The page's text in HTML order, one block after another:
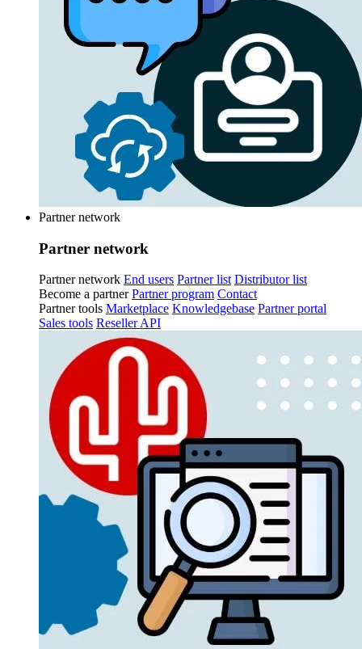
Partner network
Partner network
Partner network End users Partner list Distributor list
Become a partner Partner program Contact
Partner tools Marketplace Knowledgebase Partner portal
Sales tools Reseller API